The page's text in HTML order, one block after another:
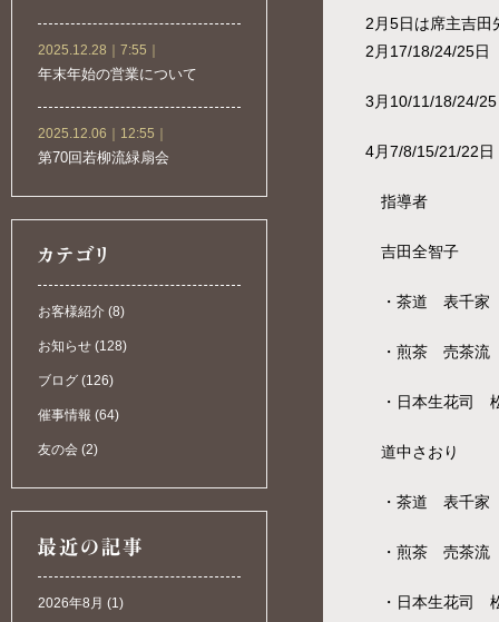
2025.12.28｜7:55｜
年末年始の営業について
2025.12.06｜12:55｜
第70回若柳流緑扇会
お客様紹介 (8)
お知らせ (128)
ブログ (126)
催事情報 (64)
友の会 (2)
2026年8月 (1)
2月5日は席主吉田
2月17/18/24/25日
3月10/11/18/24/
4月7/8/15/21/22日
指導者
吉田全智子
・茶道 表千家
・煎茶 売茶流
・日本生花司
道中さおり
・茶道 表千家
・煎茶 売茶流
・日本生花司